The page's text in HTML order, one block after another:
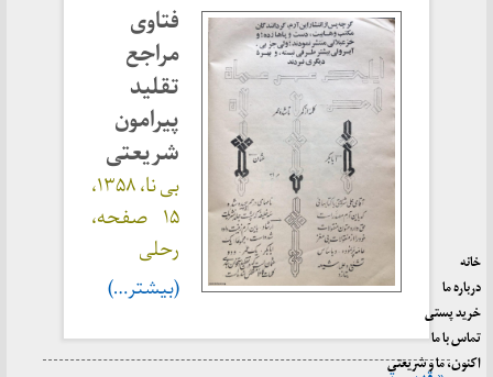
فتاوی
مراجع
تقلید
پیرامون
شریعتی
بی نا، ۱۳۵۸،
۱۵ صفحه،
رحلی
(بیشتر…)
خانه
درباره ما
خرید پستی
تماس با ما
اکنون، ما و شریعتی